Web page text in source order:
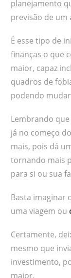
planejamento
previsão de um
É esse tipo de
finanças o que
maior, capaz
quadros de
podendo
Lembrando
já no começo
mais, pois dá
tornando mais
para si ou sua
Basta imaginar
uma viagem ou
Certamente,
mesmo que
investimento,
maior.